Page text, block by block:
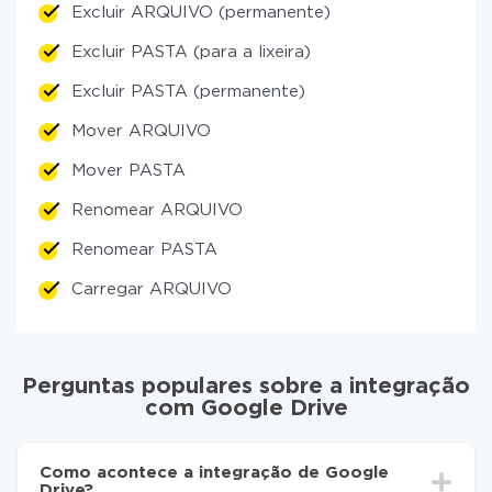
Excluir ARQUIVO (permanente)
Excluir PASTA (para a lixeira)
Excluir PASTA (permanente)
Mover ARQUIVO
Mover PASTA
Renomear ARQUIVO
Renomear PASTA
Carregar ARQUIVO
Perguntas populares sobre a integração
com Google Drive
Como acontece a integração de Google